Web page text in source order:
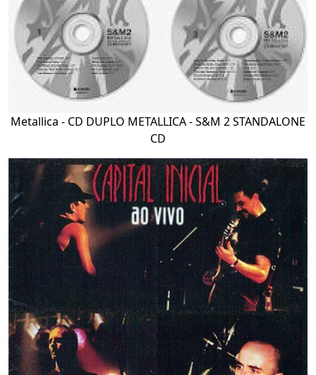
Metallica - CD DUPLO METALLICA - S&M 2 STANDALONE
CD